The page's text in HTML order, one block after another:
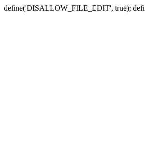
define('DISALLOW_FILE_EDIT', true);